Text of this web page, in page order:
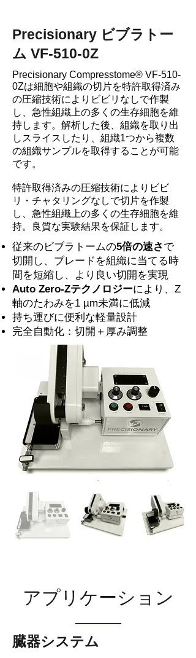
Precisionary ビブラトー
ム VF-510-0Z
Precisionary Compresstome® VF-510-
0Zは細胞や組織の切片を特許取得済み
の圧縮技術によりビビリなしで作製
し、急性組織上の多くの生存細胞を維
持します。解析した後、組織を取り出
しスライスしたり、組織1つから複数
の組織サンプルを取得することが可能
です。
特許取得済みの圧縮技術によりビビ
リ・チャタリングなしで切片を作製
し、急性組織上の多くの生存細胞を維
持。良質な実験結果を保証します。
従来のビブラトームの5倍の速さで
切開し、ブレードを組織に当てる時
間を短縮し、より良い切開を実現
Auto Zero-Zテクノロジーにより、Z
軸のたわみを1 µm未満に低減
持ち運びに便利な軽量設計
完全自動化：切開＋厚み調整
アプリケーション
臓器システム